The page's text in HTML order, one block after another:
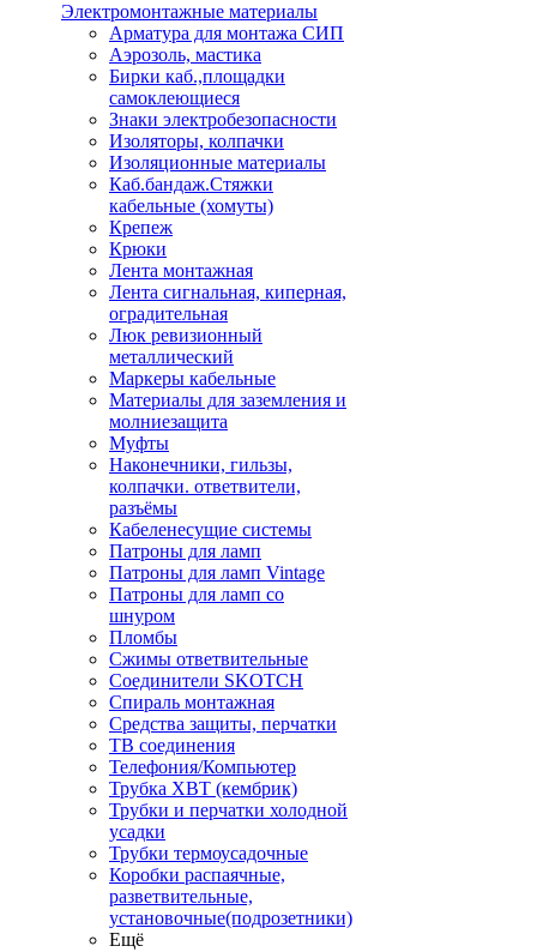
Электромонтажные материалы
Арматура для монтажа СИП
Аэрозоль, мастика
Бирки каб.,площадки
самоклеющиеся
Знаки электробезопасности
Изоляторы, колпачки
Изоляционные материалы
Каб.бандаж.Стяжки
кабельные (хомуты)
Крепеж
Крюки
Лента монтажная
Лента сигнальная, киперная,
оградительная
Люк ревизионный
металлический
Маркеры кабельные
Материалы для заземления и
молниезащита
Муфты
Наконечники, гильзы,
колпачки. ответвители,
разъёмы
Кабеленесущие системы
Патроны для ламп
Патроны для ламп Vintage
Патроны для ламп со
шнуром
Пломбы
Сжимы ответвительные
Соединители SKOTCH
Спираль монтажная
Средства защиты, перчатки
ТВ соединения
Телефония/Компьютер
Трубка ХВТ (кембрик)
Трубки и перчатки холодной
усадки
Трубки термоусадочные
Коробки распаячные,
разветвительные,
установочные(подрозетники)
Ещё